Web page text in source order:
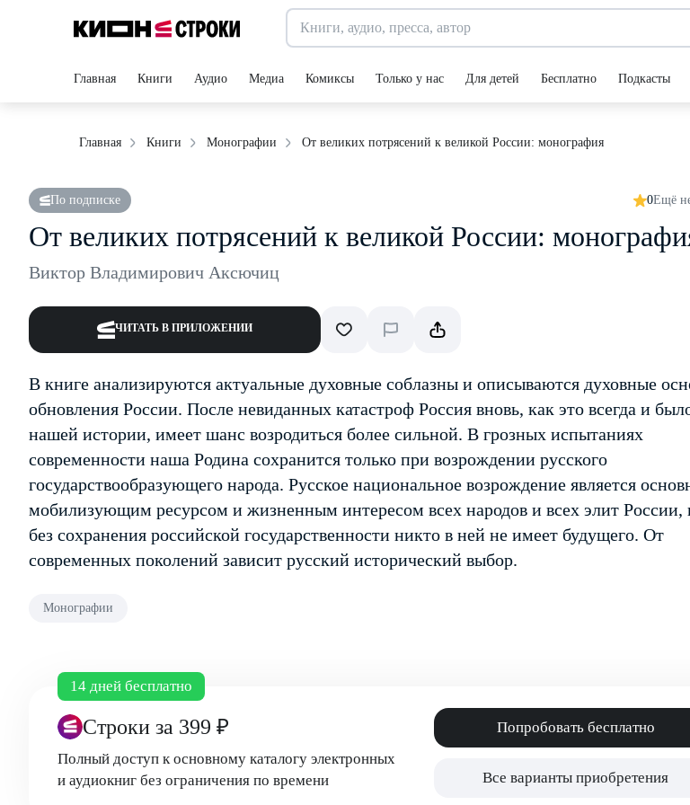
Главная Книги Аудио Медиа Комиксы Только у нас Для детей Бесплатно Подкасты
Главная Книги Монографии От великих потрясений к великой России: монография
По подписке 0Ещё
От великих потрясений к великой России:
Виктор Владимирович Аксючиц
ЧИТАТЬ В ПРИЛОЖЕНИИ
В книге анализируются актуальные духовные соблазны и описываются духовные
обновления России. После невиданных катастроф Россия вновь, как это всегда и
нашей истории, имеет шанс возродиться более сильной. В грозных испытаниях
современности наша Родина сохранится только при возрождении русского
государствообразующего народа. Русское национальное возрождение является
мобилизующим ресурсом и жизненным интересом всех народов и всех элит России,
без сохранения российской государственности никто в ней не имеет будущего. От
современных поколений зависит русский исторический выбор.
Монографии
14 дней бесплатно
Строки за 399 ₽
Полный доступ к основному каталогу электронных
и аудиокниг без ограничения по времени
Попробовать бесплатно
Все варианты приобретения